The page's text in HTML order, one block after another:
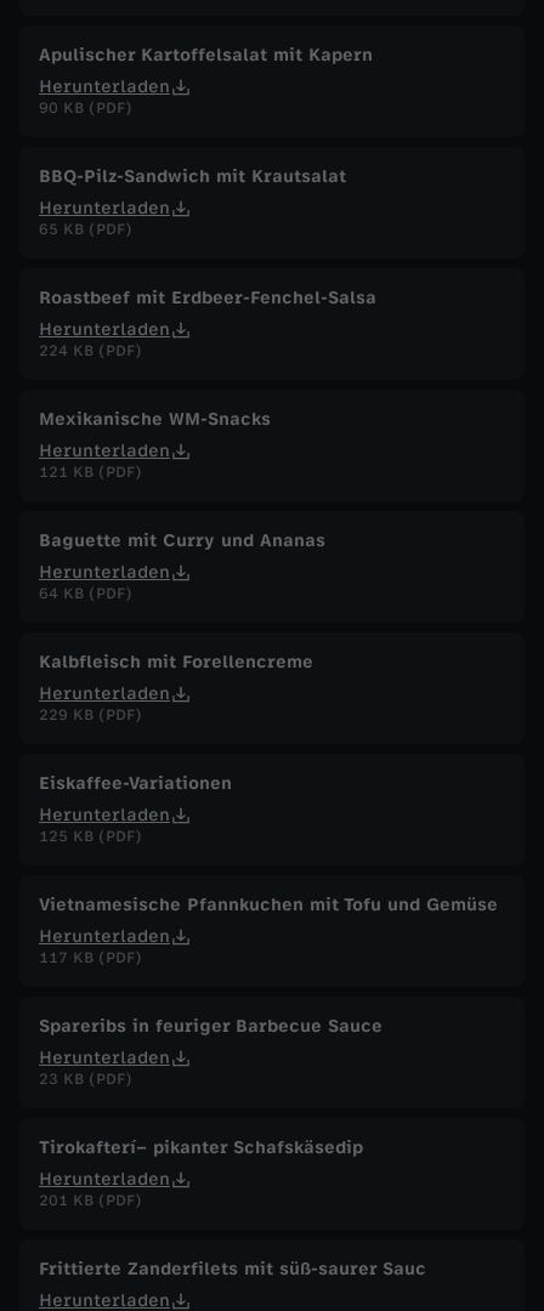
Apulischer Kartoffelsalat mit Kapern
Herunterladen
90 KB (PDF)
BBQ-Pilz-Sandwich mit Krautsalat
Herunterladen
65 KB (PDF)
Roastbeef mit Erdbeer-Fenchel-Salsa
Herunterladen
224 KB (PDF)
Mexikanische WM-Snacks
Herunterladen
121 KB (PDF)
Baguette mit Curry und Ananas
Herunterladen
64 KB (PDF)
Kalbfleisch mit Forellencreme
Herunterladen
229 KB (PDF)
Eiskaffee-Variationen
Herunterladen
125 KB (PDF)
Vietnamesische Pfannkuchen mit Tofu und Gemüse
Herunterladen
117 KB (PDF)
Spareribs in feuriger Barbecue Sauce
Herunterladen
23 KB (PDF)
Tirokafterí– pikanter Schafskäsedip
Herunterladen
201 KB (PDF)
Frittierte Zanderfilets mit süß-saurer Sauc
Herunterladen